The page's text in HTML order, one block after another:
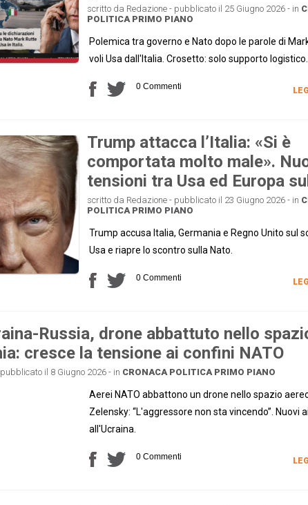
scritto da Redazione - pubblicato il 25 Giugno 2026 - in
POLITICA PRIMO PIANO
Polemica tra governo e Nato dopo le parole di
voli Usa dall'Italia. Crosetto: solo supporto logistico.
0 Commenti
Trump attacca l’Italia: «Si è
comportata molto male».
tensioni tra Usa ed Europa
scritto da Redazione - pubblicato il 23 Giugno 2026 - in
POLITICA PRIMO PIANO
Trump accusa Italia, Germania e Regno Unito sul
Usa e riapre lo scontro sulla Nato.
0 Commenti
Russia, drone abbattuto nello
cresce la tensione ai confini NATO
il 8 Giugno 2026 - in CRONACA POLITICA PRIMO PIANO
Aerei NATO abbattono un drone nello spazio
Zelensky: “L'aggressore non sta vincendo”. Nuovi
all'Ucraina.
0 Commenti